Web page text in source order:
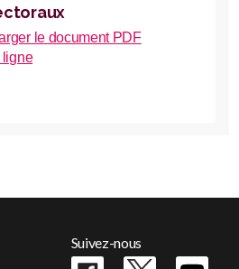
le document PDF
ligne
Suivez-nous